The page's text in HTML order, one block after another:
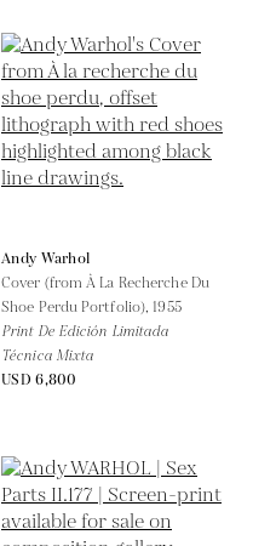
Andy Warhol
Cover (from À La Recherche Du
Shoe Perdu Portfolio),1955
Print De Edición Limitada
Técnica Mixta
USD 6,800